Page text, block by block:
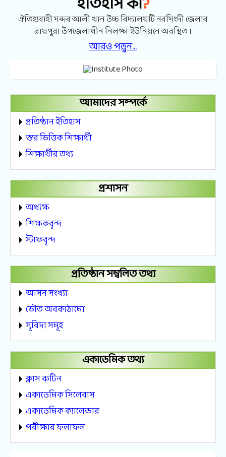
ঐতিহ্যবাহী সব্দর আলী খান উচ্চ বিদ্যালয়টি নরসিংদী জেলার
রায়পুরা উপজেলাধীন নিলক্ষা ইউনিয়নে অবস্থিত ।
আরও পড়ুন...
আমাদের সম্পর্কে
প্রতিষ্ঠান ইতিহাস
স্তর ভিত্তিক শিক্ষার্থী
শিক্ষার্থীর তথ্য
প্রশাসন
অধ্যক্ষ
শিক্ষকবৃন্দ
স্টাফবৃন্দ
প্রতিষ্ঠান সম্বলিত তথ্য
আসন সংখ্যা
ভৌত অবকাঠামো
সূবিদা সমূহ
একাডেমিক তথ্য
ক্লাস রুটিন
একাডেমিক সিলেবাস
একাডেমিক ক্যালেন্ডার
পরীক্ষার ফলাফল